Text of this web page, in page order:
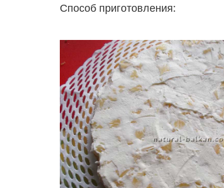
Способ приготовления: